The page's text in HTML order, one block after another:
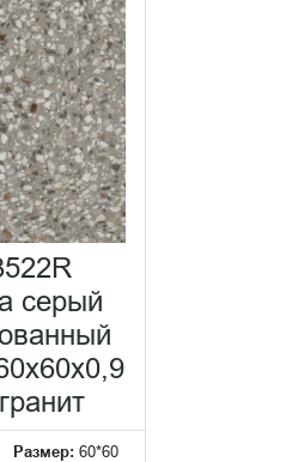
серый
Размер: 60*60